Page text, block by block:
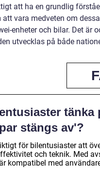
att ha en grundlig
att vara medveten om
enheter och bilar. Det
utvecklas på både
stängs av'?
för bilentusiaster att
och teknik. Med
kompatibel med